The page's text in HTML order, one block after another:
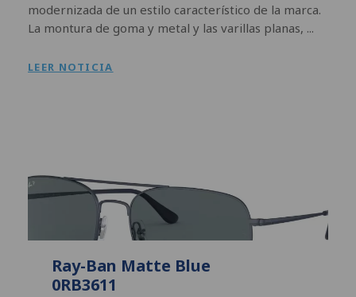
modernizada de un estilo característico de la marca.
La montura de goma y metal y las varillas planas, ...
LEER NOTICIA
Ray-Ban Matte Blue
0RB3611